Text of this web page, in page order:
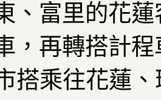
、富里的花
，再轉搭計
搭乘往花蓮